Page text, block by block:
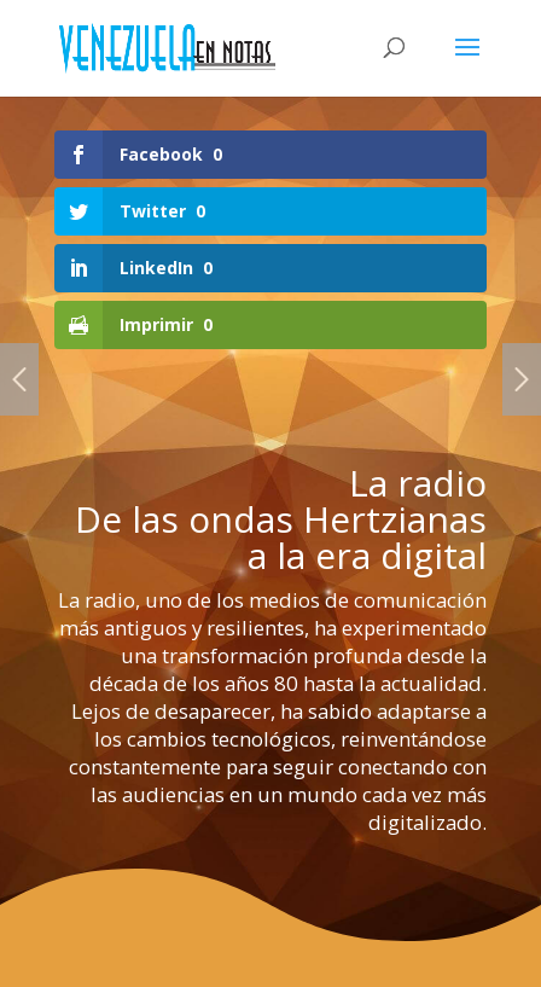
Facebook 0
Twitter 0
LinkedIn 0
Imprimir 0
La radio
De las ondas Hertzianas
a la era digital
La radio, uno de los medios de comunicación
más antiguos y resilientes, ha experimentado
una transformación profunda desde la
década de los años 80 hasta la actualidad.
Lejos de desaparecer, ha sabido adaptarse a
los cambios tecnológicos, reinventándose
constantemente para seguir conectando con
las audiencias en un mundo cada vez más
digitalizado.